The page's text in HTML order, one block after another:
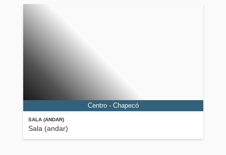
SALA (ANDAR)
Sala (andar)
Centro - Chapecó